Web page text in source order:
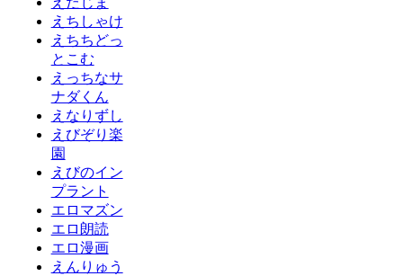
えちしゃけ
えちちどっ
とこむ
えっちなサ
ナダくん
えなりずし
えびぞり楽
園
えびのイン
プラント
エロマズン
エロ朗読
エロ漫画
えんりゅう